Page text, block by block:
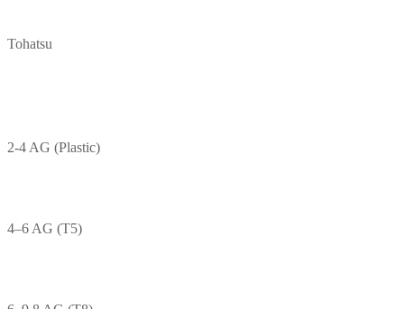
Tohatsu
2-4 AG (Plastic)
4–6 AG (T5)